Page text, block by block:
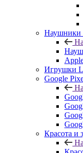
Наушники
Игрушки
Google
Красота и